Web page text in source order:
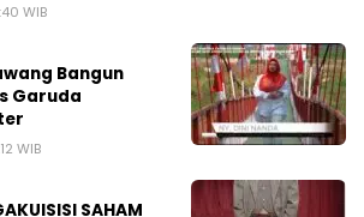
WIB
Bangun
Garuda
WIB
SAHAM